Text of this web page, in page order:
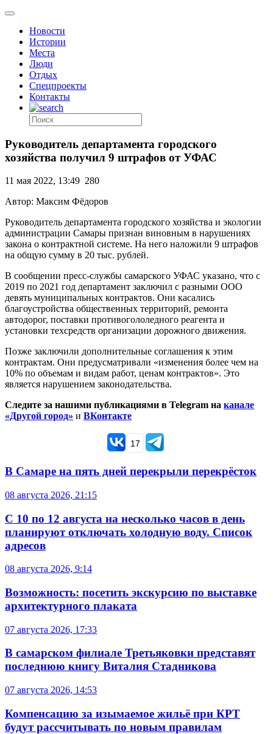
Новости
Истории
Места
Люди
Отдых
Спецпроекты
Контакты
Руководитель департамента городского
хозяйства получил 9 штрафов от УФАС
11 мая 2022, 13:49 280
Автор: Максим Фёдоров
Руководитель департамента городского хозяйства и экологии
администрации Самары признан виновным в нарушениях
закона о контрактной системе. На него наложили 9 штрафов
на общую сумму в 20 тыс. рублей.
В сообщении пресс-службы самарского УФАС указано, что с
2019 по 2021 год департамент заключил с разными ООО
девять муниципальных контрактов. Они касались
благоустройства общественных территорий, ремонта
автодорог, поставки противогололедного реагента и
установки техсредств организации дорожного движения.
Позже заключили дополнительные соглашения к этим
контрактам. Они предусматривали «изменения более чем на
10% по объемам и видам работ, ценам контрактов». Это
является нарушением законодательства.
Следите за нашими публикациями в Telegram на канале
«Другой город» и ВКонтакте
17
В Самаре на пять дней перекрыли перекрёсток
08 августа 2026, 21:15
С 10 по 12 августа на несколько часов в день
планируют отключать холодную воду. Список
адресов
08 августа 2026, 9:14
Возможность: посетить экскурсию по выставке
архитектурного плаката
07 августа 2026, 17:33
В самарском филиале Третьяковки представят
последнюю книгу Виталия Стадникова
07 августа 2026, 14:53
Компенсацию за изымаемое жильё при КРТ
будут рассчитывать по новым правилам